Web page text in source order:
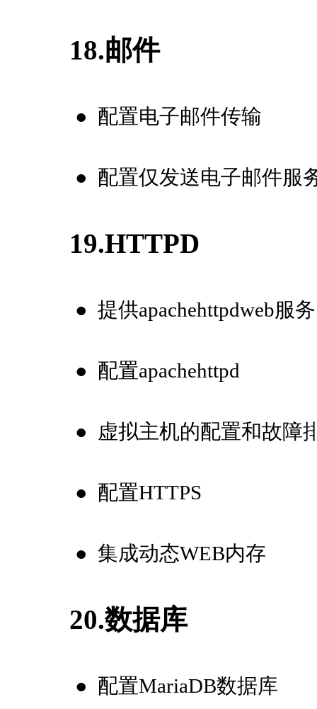
18.邮件
● 配置电子邮件传输
● 配置仅发送电子邮件服
19.HTTPD
● 提供apachehttpdweb服务
● 配置apachehttpd
● 虚拟主机的配置和故障
● 配置HTTPS
● 集成动态WEB内存
20.数据库
● 配置MariaDB数据库